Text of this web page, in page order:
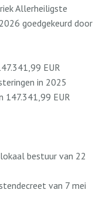
Allerheiligste
goedgekeurd door
EUR
in 2025
EUR
bestuur van 22
van 7 mei